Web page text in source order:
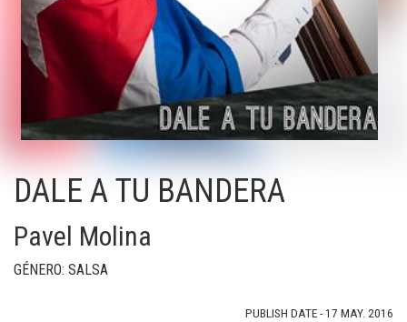
DALE A TU BANDERA
Pavel Molina
GÉNERO: SALSA
PUBLISH DATE - 17 MAY. 2016